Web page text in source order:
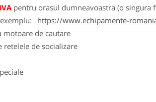
pentru orasul dumneavoastra (o singura
https://www.echipamente-
de cautare
retelele de socializare